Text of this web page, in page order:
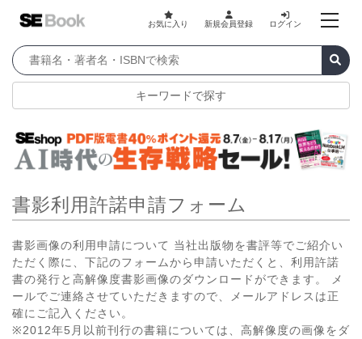
お気に入り 新規会員登録 ログイン
キーワードで探す
書影利用許諾申請フォーム
書影画像の利用申請について 当社出版物を書評等でご紹介い
ただく際に、下記のフォームから申請いただくと、利用許諾
書の発行と高解像度書影画像のダウンロードができます。 メ
ールでご連絡させていただきますので、メールアドレスは正
確にご記入ください。
※2012年5月以前刊行の書籍については、高解像度の画像をダ